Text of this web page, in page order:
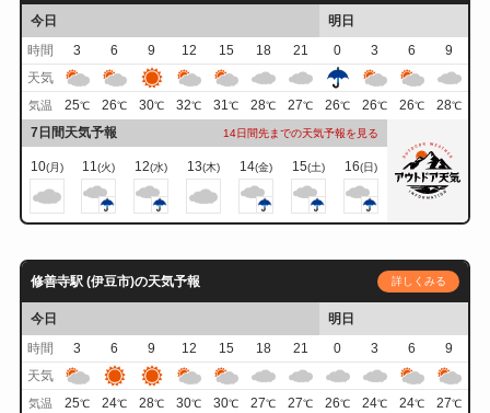
今日
明日
時間
3 6 9 12 15 18 21 0 3 6
9
天気
気温 25℃ 26℃ 30℃ 32℃ 31℃ 28℃ 27℃ 26℃ 26℃ 26℃ 28℃
7日間天気予報 14日間先までの天気予報を見る
10(月) 11(火) 12(水) 13(木) 14(金) 15(土) 16(日)
修善寺駅 (伊豆市)の天気予報 詳しくみる
今日
明日
時間
3 6 9 12 15 18 21 0 3 6
9
天気
気温 25℃ 24℃ 28℃ 30℃ 30℃ 27℃ 27℃ 26℃ 24℃ 24℃ 27℃